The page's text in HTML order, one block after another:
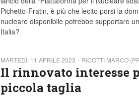
Pichetto-Fratin, è più che lecito porsi la
nucleare disponibile potrebbe supportare
Italia?
MARTEDÌ, 11 APRILE 2023 RICOTTI MARCO
Il rinnovato interesse
piccola taglia